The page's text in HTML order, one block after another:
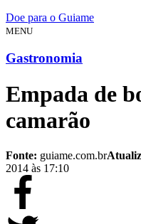
Doe para o Guiame
MENU
Gastronomia
Empada de
camarão
Fonte: guiame.com.br
2014 às 17:10